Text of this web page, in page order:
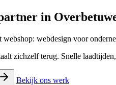
in
webshop: webdesign voor
zichzelf terug. Snelle
Bekijk ons werk